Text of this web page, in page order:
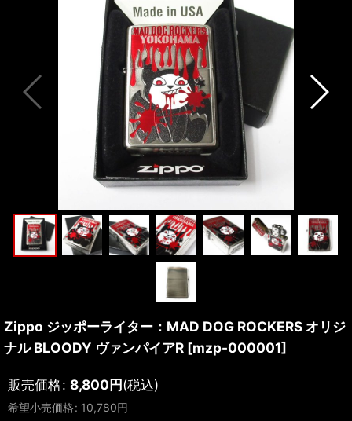
Zippo ジッポーライター：MAD DOG ROCKERS オリジ
ナル BLOODY ヴァンパイアR [mzp-000001]
販売価格: 8,800円(税込)
希望小売価格: 10,780円